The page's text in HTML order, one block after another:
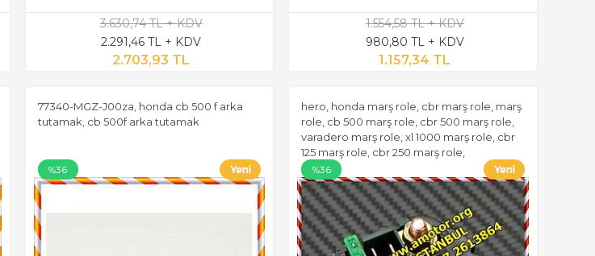
3.630,74 TL + KDV
2.291,46 TL + KDV
2.703,93 TL
1.554,58 TL + KDV
980,80 TL + KDV
1.157,34 TL
77340-MGZ-J00za, honda cb 500 f arka
tutamak, cb 500f arka tutamak
%36
hero, honda marş role, cbr marş role, marş
role, cb 500 marş role, cbr 500 marş role,
varadero marş role, xl 1000 marş role, cbr
125 marş role, cbr 250 marş role,
%36